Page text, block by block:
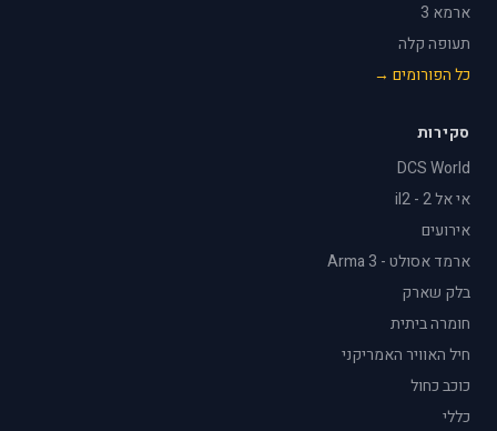
ארמא 3
תעופה קלה
כל הפורומים →
סקירות
DCS World
אי אל 2 - il2
אירועים
ארמד אסולט - Arma 3
בלק שארק
חומרה ביתית
חיל האוויר האמריקני
כוכב כחול
כללי